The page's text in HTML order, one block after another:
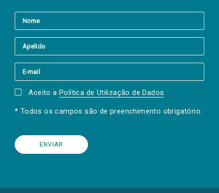
Aceito a Política de Utilização de Dados.
* Todos os campos são de preenchimento obrigatório.